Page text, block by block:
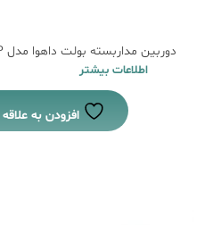
دوربین مداربسته بولت داهوا مدل DH-HAC-HFW1200DP
اطلاعات بیشتر
افزودن به